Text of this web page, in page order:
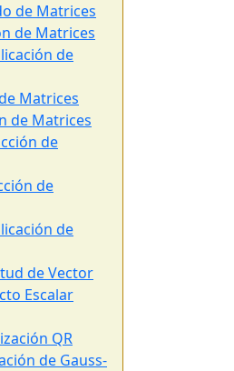
de Matrices
de Matrices
de
Matrices
de Matrices
de
de
de
de Vector
Escalar
QR
de Gauss-